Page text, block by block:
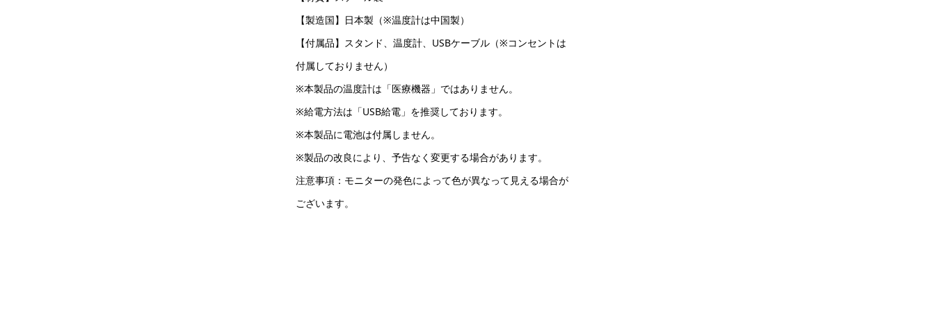
【製造国】日本製（※温度計は中国製）
【付属品】スタンド、温度計、USBケーブル（※コンセントは
付属しておりません）
※本製品の温度計は「医療機器」ではありません。
※給電方法は「USB給電」を推奨しております。
※本製品に電池は付属しません。
※製品の改良により、予告なく変更する場合があります。
注意事項：モニターの発色によって色が異なって見える場合が
ございます。